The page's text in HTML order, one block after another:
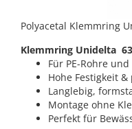
Polyacetal Klemmring
Klemmring Unidelta
Für PE-Rohre
Hohe Festigkeit
Langlebig,
Montage ohne
Perfekt für